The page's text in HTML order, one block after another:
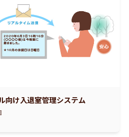
向け入退室管理システム